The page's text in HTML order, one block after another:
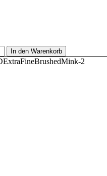
In den Warenkorb